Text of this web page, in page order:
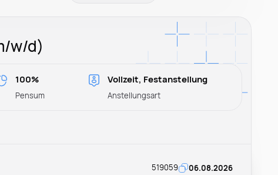
w/d)
100%
Pensum
Vollzeit, Festanstellung
Anstellungsart
519059 06.08.2026